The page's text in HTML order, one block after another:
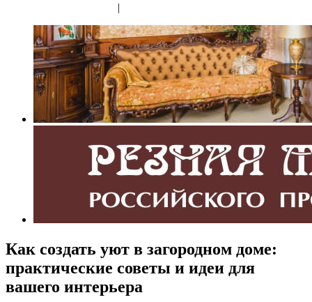
|
Как создать уют в загородном доме:
практические советы и идеи для
вашего интерьера